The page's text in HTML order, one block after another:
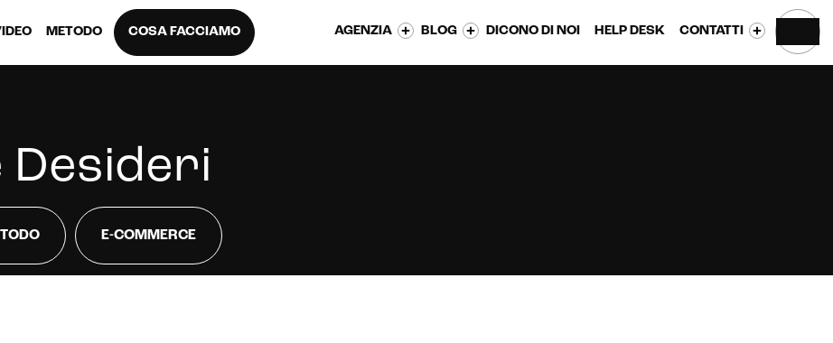
METODO COSA FACCIAMO AGENZIA BLOG DICONO DI NOI HELP DESK CONTATTI
Desideri
E-COMMERCE